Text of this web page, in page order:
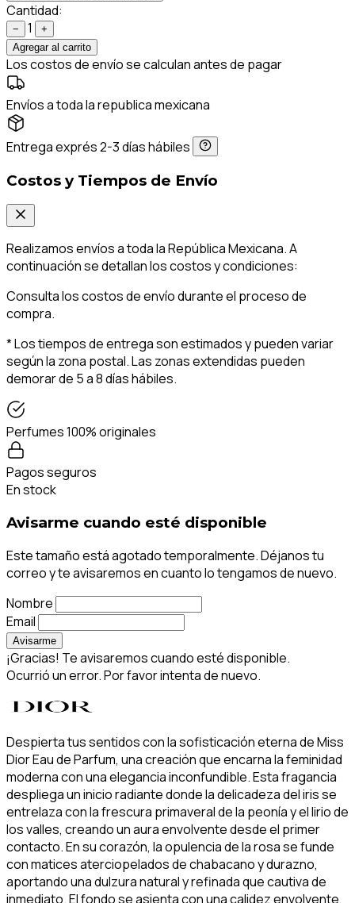
Cantidad:
− 1
+
Agregar al carrito
Los costos de envío se calculan antes de pagar
Envíos a toda la republica mexicana
Entrega exprés 2-3 días hábiles
Costos y Tiempos de Envío
Realizamos envíos a toda la República Mexicana. A
continuación se detallan los costos y condiciones:
Consulta los costos de envío durante el proceso de
compra.
* Los tiempos de entrega son estimados y pueden variar
según la zona postal. Las zonas extendidas pueden
demorar de 5 a 8 días hábiles.
Perfumes 100% originales
Pagos seguros
En stock
Avisarme cuando esté disponible
Este tamaño está agotado temporalmente. Déjanos tu
correo y te avisaremos en cuanto lo tengamos de nuevo.
Nombre
Email
Avisarme
¡Gracias! Te avisaremos cuando esté disponible.
Ocurrió un error. Por favor intenta de nuevo.
Despierta tus sentidos con la sofisticación eterna de Miss
Dior Eau de Parfum, una creación que encarna la feminidad
moderna con una elegancia inconfundible. Esta fragancia
despliega un inicio radiante donde la delicadeza del iris se
entrelaza con la frescura primaveral de la peonía y el lirio de
los valles, creando un aura envolvente desde el primer
contacto. En su corazón, la opulencia de la rosa se funde
con matices aterciopelados de chabacano y durazno,
aportando una dulzura natural y refinada que cautiva de
inmediato. El fondo se asienta con una calidez envolvente,